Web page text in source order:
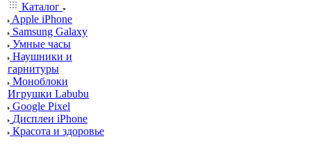
Каталог
Apple iPhone
Samsung Galaxy
Умные часы
Наушники и
гарнитуры
Моноблоки
Игрушки Labubu
Google Pixel
Дисплеи iPhone
Красота и здоровье